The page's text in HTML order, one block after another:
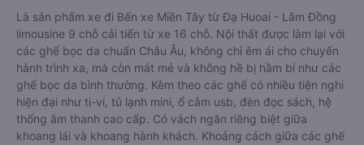
Là sản phẩm xe đi Bến xe Miền Tây từ Đạ Huoai - Lâm Đồng
limousine 9 chỗ cải tiến từ xe 16 chỗ. Nội thất được làm lại với
các ghế bọc da chuẩn Châu Âu, không chỉ êm ái cho chuyến
hành trình xa, mà còn mát mẻ và không hề bị hầm bí như các
ghế bọc da bình thường. Kèm theo các ghế có nhiều tiện nghi
hiện đại như ti-vi, tủ lạnh mini, ổ cắm usb, đèn đọc sách, hệ
thống âm thanh cao cấp. Có vách ngăn riêng biệt giữa
khoang lái và khoang hành khách. Khoảng cách giữa các ghế